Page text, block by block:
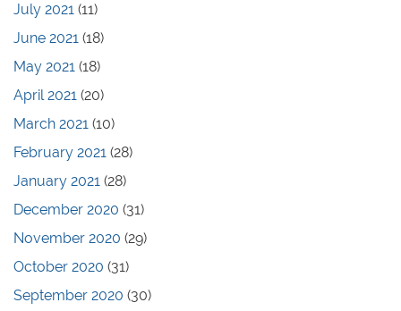
July 2021 (11)
June 2021 (18)
May 2021 (18)
April 2021 (20)
March 2021 (10)
February 2021 (28)
January 2021 (28)
December 2020 (31)
November 2020 (29)
October 2020 (31)
September 2020 (30)